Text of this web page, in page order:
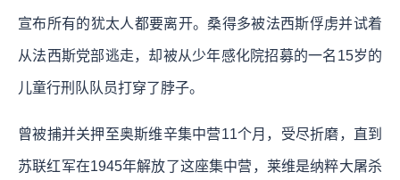
宣布所有的犹太人都要离开。桑得多被法西斯俘虏并试着
从法西斯党部逃走，却被从少年感化院招募的一名15岁的
儿童行刑队队员打穿了脖子。
曾被捕并关押至奥斯维辛集中营11个月，受尽折磨，直到
苏联红军在1945年解放了这座集中营，莱维是纳粹大屠杀